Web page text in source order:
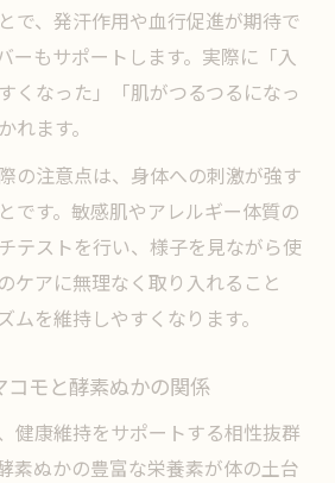
で、発汗作用や血行促進が期待で
ーもサポートします。実際に「入
くなった」「肌がつるつるになっ
れます。
の注意点は、身体への刺激が強す
です。敏感肌やアレルギー体質の
テストを行い、様子を見ながら使
ケアに無理なく取り入れること
ムを維持しやすくなります。
モと酵素ぬかの関係
健康維持をサポートする相性抜群
素ぬかの豊富な栄養素が体の土台